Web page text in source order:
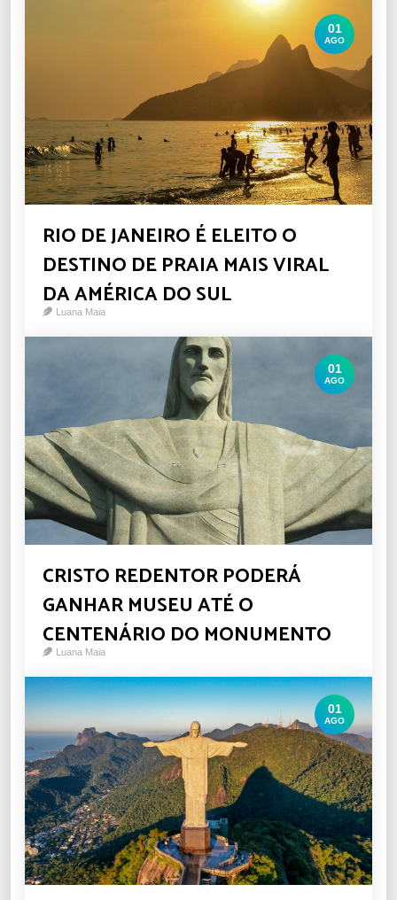
01
AGO
RIO DE JANEIRO É ELEITO O
DESTINO DE PRAIA MAIS VIRAL
DA AMÉRICA DO SUL
Luana Maia
01
AGO
CRISTO REDENTOR PODERÁ
GANHAR MUSEU ATÉ O
CENTENÁRIO DO MONUMENTO
Luana Maia
01
AGO